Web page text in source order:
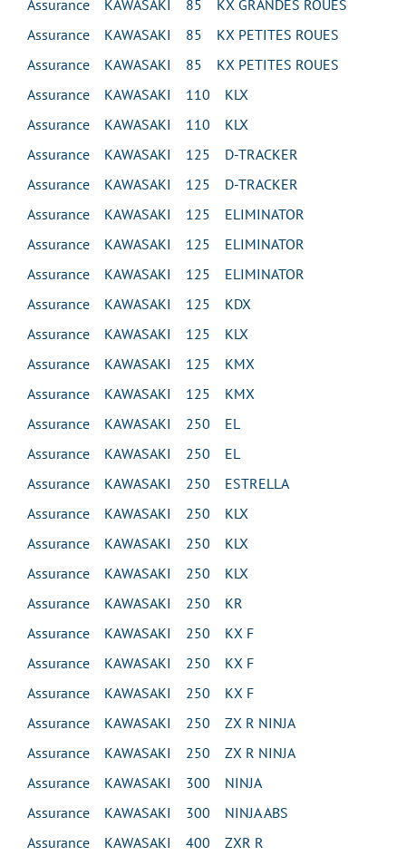
Assurance KAWASAKI 85 KX GRANDES ROUES
Assurance KAWASAKI 85 KX PETITES ROUES
Assurance KAWASAKI 85 KX PETITES ROUES
Assurance KAWASAKI 110 KLX
Assurance KAWASAKI 110 KLX
Assurance KAWASAKI 125 D-TRACKER
Assurance KAWASAKI 125 D-TRACKER
Assurance KAWASAKI 125 ELIMINATOR
Assurance KAWASAKI 125 ELIMINATOR
Assurance KAWASAKI 125 ELIMINATOR
Assurance KAWASAKI 125 KDX
Assurance KAWASAKI 125 KLX
Assurance KAWASAKI 125 KMX
Assurance KAWASAKI 125 KMX
Assurance KAWASAKI 250 EL
Assurance KAWASAKI 250 EL
Assurance KAWASAKI 250 ESTRELLA
Assurance KAWASAKI 250 KLX
Assurance KAWASAKI 250 KLX
Assurance KAWASAKI 250 KLX
Assurance KAWASAKI 250 KR
Assurance KAWASAKI 250 KX F
Assurance KAWASAKI 250 KX F
Assurance KAWASAKI 250 KX F
Assurance KAWASAKI 250 ZX R NINJA
Assurance KAWASAKI 250 ZX R NINJA
Assurance KAWASAKI 300 NINJA
Assurance KAWASAKI 300 NINJA ABS
Assurance KAWASAKI 400 ZXR R